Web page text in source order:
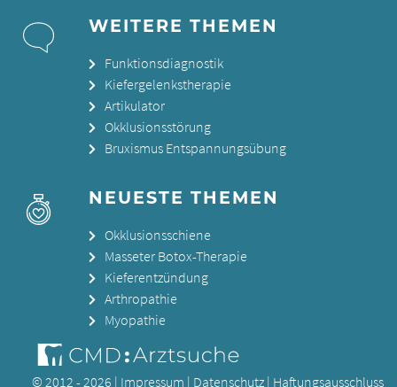
WEITERE THEMEN
Funktionsdiagnostik
Kiefergelenkstherapie
Artikulator
Okklusionsstörung
Bruxismus Entspannungsübung
NEUESTE THEMEN
Okklusionsschiene
Masseter Botox-Therapie
Kieferentzündung
Arthropathie
Myopathie
© 2012 - 2026 | Impressum | Datenschutz | Haftungsausschluss